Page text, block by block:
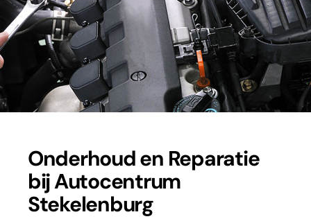
Onderhoud en Reparatie
bij Autocentrum
Stekelenburg